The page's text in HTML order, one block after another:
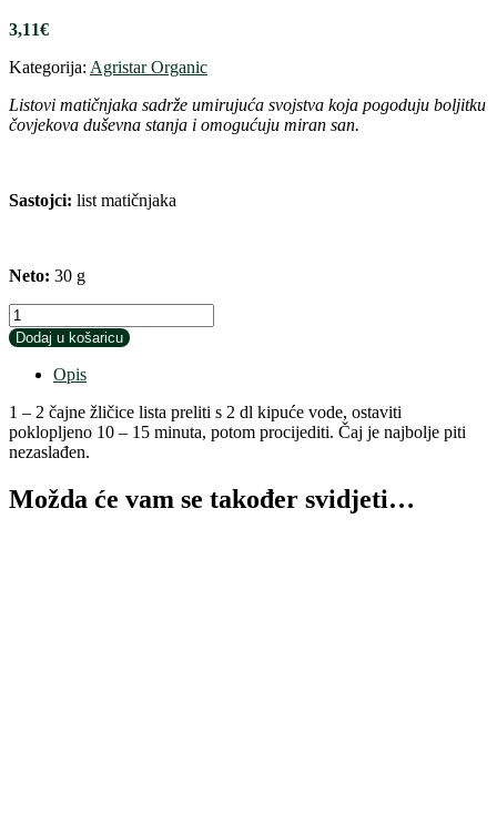
3,11€
Kategorija: Agristar Organic
Listovi matičnjaka sadrže umirujuća svojstva koja pogoduju boljitku
čovjekova duševna stanja i omogućuju miran san.
Sastojci: list matičnjaka
Neto: 30 g
Organic
Matičnjak
list
(Melissae
količina
Dodaj u košaricu
Opis
1 – 2 čajne žličice lista preliti s 2 dl kipuće vode, ostaviti
poklopljeno 10 – 15 minuta, potom procijediti. Čaj je najbolje piti
nezaslađen.
Možda će vam se također svidjeti…